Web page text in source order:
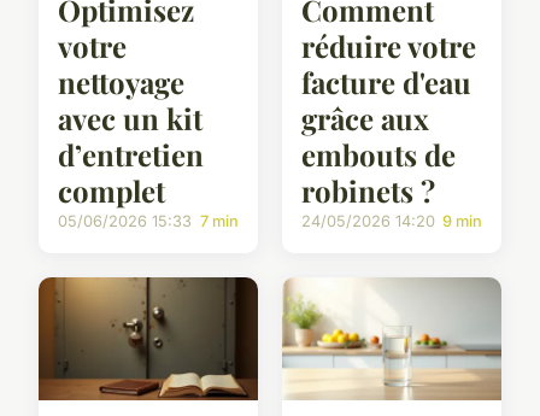
Optimisez
votre
nettoyage
avec un kit
d’entretien
complet
05/06/2026 15:33 7 min
Comment
réduire votre
facture d'eau
grâce aux
embouts de
robinets ?
24/05/2026 14:20 9 min